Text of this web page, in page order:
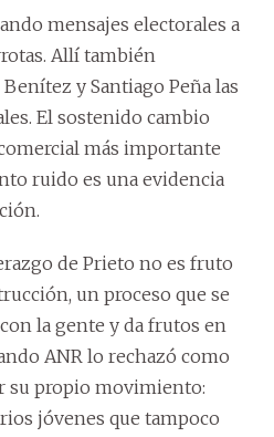
mensajes electorales a
Allí también
y Santiago Peña las
El sostenido cambio
más importante
ruido es una evidencia
de Prieto no es fruto
un proceso que se
la gente y da frutos en
ANR lo rechazó como
su propio movimiento:
jóvenes que tampoco